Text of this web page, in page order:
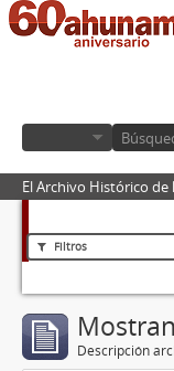
El Archivo Histórico de
Filtros
Descripción